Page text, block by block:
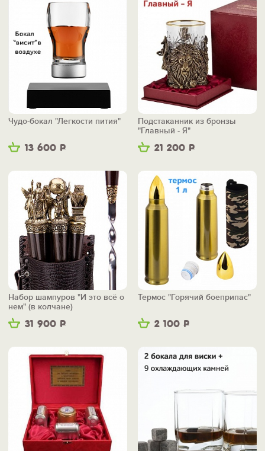
13 600 Р
Чудо-бокал "Легкости пития"
21 200 Р
Подстаканник из бронзы
"Главный - Я"
31 900 Р
Набор шампуров "И это всё о
нем" (в колчане)
2 100 Р
Термос "Горячий боеприпас"